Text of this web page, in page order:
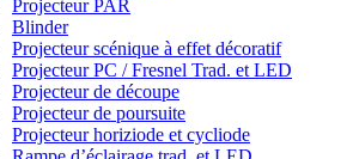
Projecteur PAR
Blinder
Projecteur scénique à effet décoratif
Projecteur PC / Fresnel Trad. et LED
Projecteur de découpe
Projecteur de poursuite
Projecteur horiziode et cycliode